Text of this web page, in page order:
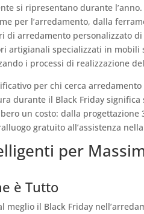
si ripresentano durante l’anno.
per l’arredamento, dalla
di arredamento personalizzato
artigianali specializzati in
i processi di realizzazione
per chi cerca
durante il Black Friday
un costo: dalla
gratuito all’assistenza
per
è Tutto
meglio il Black Friday